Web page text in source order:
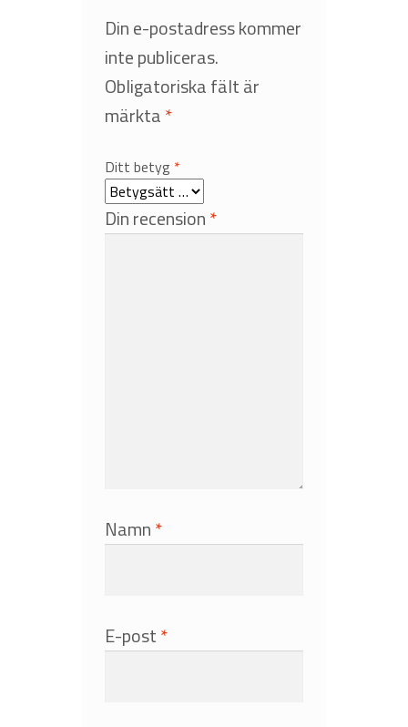
Din e-postadress kommer
inte publiceras.
Obligatoriska fält är
märkta*
Ditt betyg *
Din recension*
Namn*
E-post*